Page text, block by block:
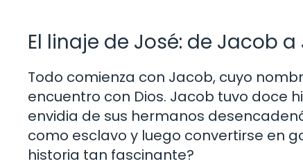
El linaje de José: de Jacob
Todo comienza con Jacob, cuyo
encuentro con Dios. Jacob tuvo doce
envidia de sus hermanos
como esclavo y luego convertirse en
historia tan fascinante?